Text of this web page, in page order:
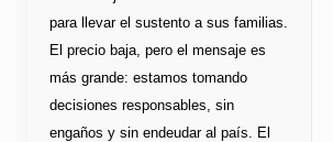
para llevar el sustento a sus familias.
El precio baja, pero el mensaje es
más grande: estamos tomando
decisiones responsables, sin
engaños y sin endeudar al país. El